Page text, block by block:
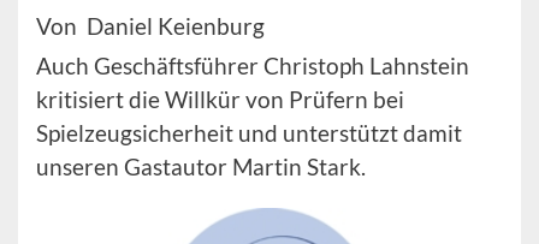
Von Daniel Keienburg
Auch Geschäftsführer Christoph Lahnstein
kritisiert die Willkür von Prüfern bei
Spielzeugsicherheit und unterstützt damit
unseren Gastautor Martin Stark.